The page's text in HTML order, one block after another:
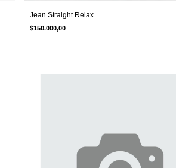
Jean Straight Relax
$150.000,00